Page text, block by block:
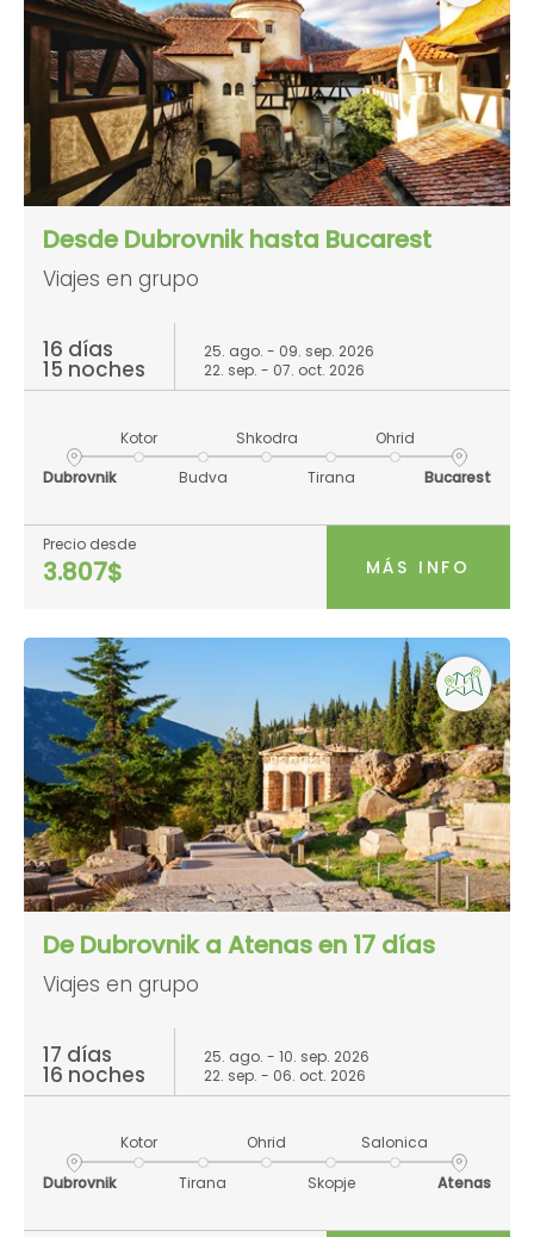
Desde Dubrovnik hasta Bucarest
Viajes en grupo
16 días
15 noches
25. ago. - 09. sep. 2026
22. sep. - 07. oct. 2026
Dubrovnik
Kotor
Budva
Shkodra
Tirana
Ohrid
Bucarest
Precio desde
3.807$ MÁS INFO
De Dubrovnik a Atenas en 17 días
Viajes en grupo
17 días
16 noches
25. ago. - 10. sep. 2026
22. sep. - 06. oct. 2026
Dubrovnik
Kotor
Tirana
Ohrid
Skopje
Salonica
Atenas